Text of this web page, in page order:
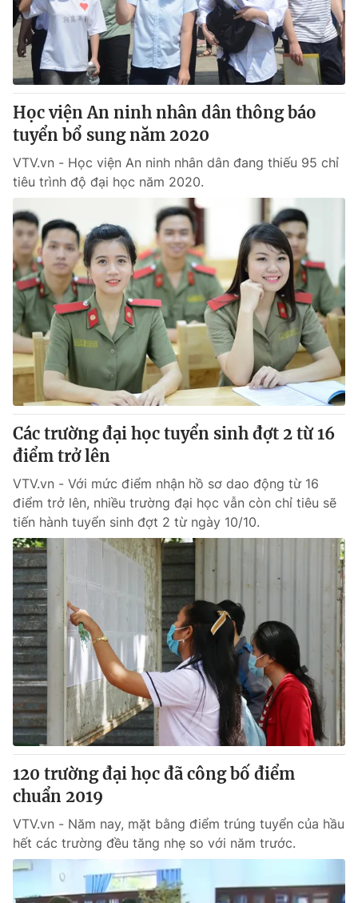
Học viện An ninh nhân dân thông báo
tuyển bổ sung năm 2020
VTV.vn - Học viện An ninh nhân dân đang thiếu 95 chỉ
tiêu trình độ đại học năm 2020.
Các trường đại học tuyển sinh đợt 2 từ 16
điểm trở lên
VTV.vn - Với mức điểm nhận hồ sơ dao động từ 16
điểm trở lên, nhiều trường đại học vẫn còn chỉ tiêu sẽ
tiến hành tuyển sinh đợt 2 từ ngày 10/10.
120 trường đại học đã công bố điểm
chuẩn 2019
VTV.vn - Năm nay, mặt bằng điểm trúng tuyển của hầu
hết các trường đều tăng nhẹ so với năm trước.